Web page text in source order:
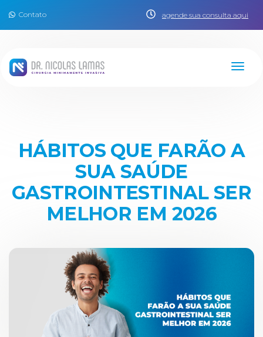
Contato agende sua consulta aqui
HÁBITOS QUE FARÃO A
SUA SAÚDE
GASTROINTESTINAL SER
MELHOR EM 2026